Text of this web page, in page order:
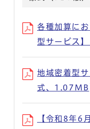
各種加算に
型サービス
地域密着型
式、
【令和8年6